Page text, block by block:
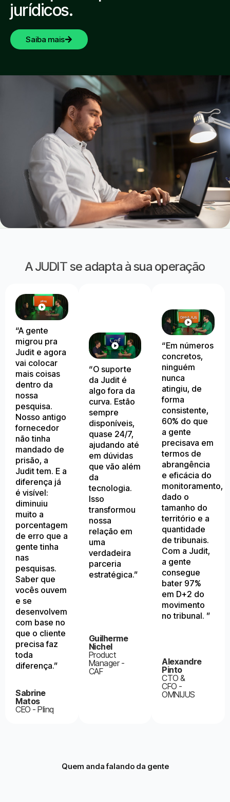
jurídicos.
Saiba mais
A JUDIT se adapta à sua operação
“A gente
migrou pra
Judit e agora
vai colocar
mais coisas
dentro da
nossa
pesquisa.
Nosso antigo
fornecedor
não tinha
mandado de
prisão, a
Judit tem. E a
diferença já
é visível:
diminuiu
muito a
porcentagem
de erro que a
gente tinha
nas
pesquisas.
Saber que
vocês ouvem
e se
desenvolvem
com base no
que o cliente
precisa faz
toda
diferença.”
Sabrine
Matos
CEO - Plinq
“O suporte
da Judit é
algo fora da
curva. Estão
sempre
disponíveis,
quase 24/7,
ajudando até
em dúvidas
que vão além
da
tecnologia.
Isso
transformou
nossa
relação em
uma
verdadeira
parceria
estratégica.”
Guilherme
Nichel
Product
Manager -
CAF
“Em números
concretos,
ninguém
nunca
atingiu, de
forma
consistente,
60% do que
a gente
precisava em
termos de
abrangência
e eficácia do
monitoramento,
dado o
tamanho do
território e a
quantidade
de tribunais.
Com a Judit,
a gente
consegue
bater 97%
em D+2 do
movimento
no tribunal. ”
Alexandre
Pinto
CTO &
CFO -
OMNIJUS
Quem anda falando da gente